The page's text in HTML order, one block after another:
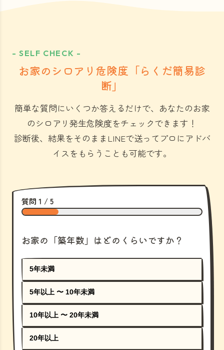
- SELF CHECK -
お家のシロアリ危険度「らくだ簡易診
断」
簡単な質問にいくつか答えるだけで、あなたのお家
のシロアリ発生危険度をチェックできます！
診断後、結果をそのままLINEで送ってプロにアドバ
イスをもらうことも可能です。
質問 1 / 5
お家の「築年数」はどのくらいですか？
5年未満
5年以上 〜 10年未満
10年以上 〜 20年未満
20年以上